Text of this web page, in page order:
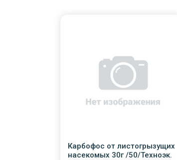
Карбофос от листогрызущих
насекомых 30г /50/Техноэк.